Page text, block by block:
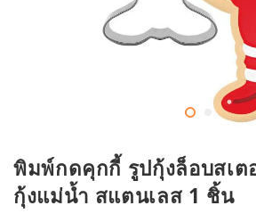
พิมพ์กดคุกกี้ รูปกุ้งล็อบสเต
กุ้งแม่น้ำ สแตนเลส 1 ชิ้น